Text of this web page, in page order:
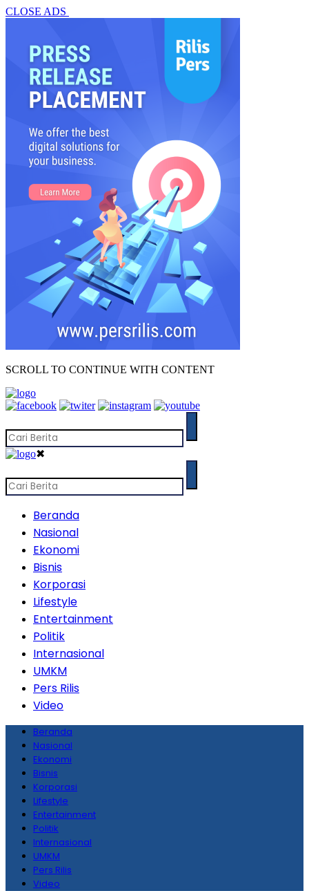
CLOSE ADS
SCROLL TO CONTINUE WITH CONTENT
✖
Beranda
Nasional
Ekonomi
Bisnis
Korporasi
Lifestyle
Entertainment
Politik
Internasional
UMKM
Pers Rilis
Video
Beranda
Nasional
Ekonomi
Bisnis
Korporasi
Lifestyle
Entertainment
Politik
Internasional
UMKM
Pers Rilis
Video